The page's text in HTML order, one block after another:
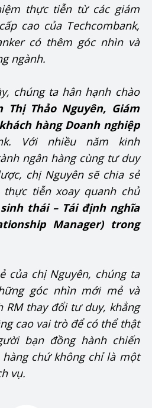
thực tiễn từ các giám
cao của Techcombank,
có thêm góc nhìn và
ngành.
chúng ta hân hạnh chào
Thị Thảo Nguyên, Giám
hàng Doanh nghiệp
Với nhiều năm kinh
ngân hàng cùng tư duy
chị Nguyên sẽ chia sẻ
tiễn xoay quanh chủ
thái – Tái định nghĩa
Manager) trong
của chị Nguyên, chúng ta
góc nhìn mới mẻ và
RM thay đổi tư duy, khẳng
cao vai trò để có thể thật
bạn đồng hành chiến
hàng chứ không chỉ là một
vụ.